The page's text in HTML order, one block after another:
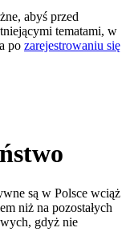
abyś przed
tematami, w
po zarejestrowaniu się
są w Polsce wciąż
niż na pozostałych
gdyż nie